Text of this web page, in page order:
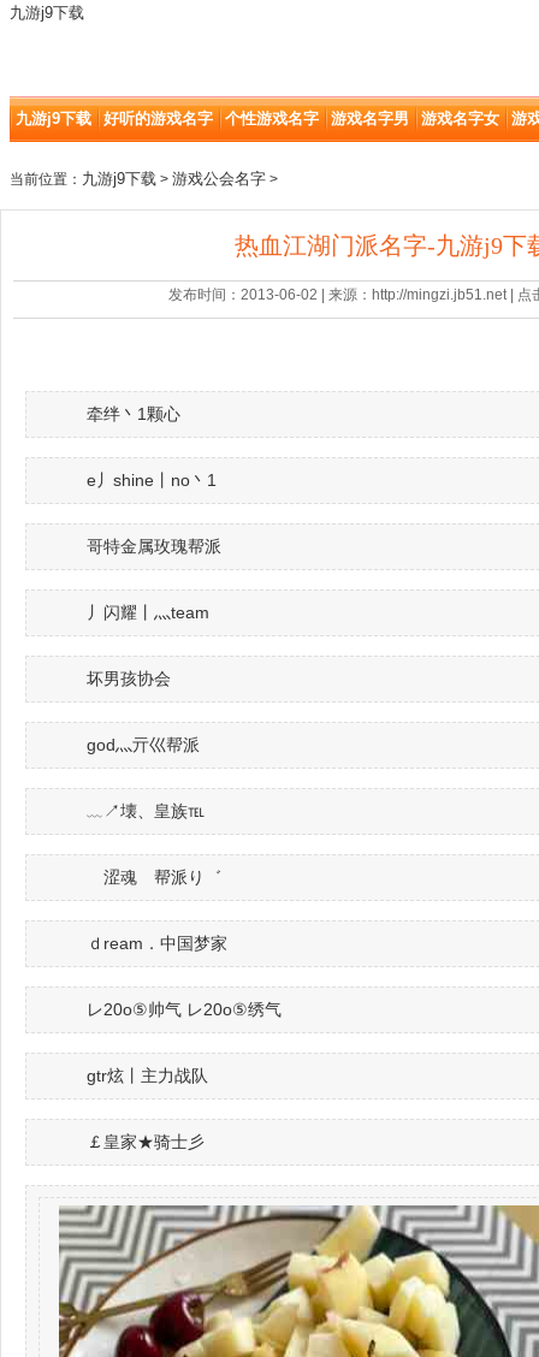
九游j9下载
九游j9下载 好听的游戏名字 个性游戏名字 游戏名字男 游戏名字女 游
当前位置： 九游j9下载 > 游戏公会名字 >
热血江湖门派名字-九游j9下
发布时间：2013-06-02 | 来源：http://mingzi.jb51.net | 点
牵绊丶1颗心
e丿shine丨no丶1
哥特金属玫瑰帮派
丿闪耀丨灬team
坏男孩协会
god灬亓巛帮派
﹏↗壊、皇族℡
ゞ涩魂ゝ帮派り゛
ｄream．中国梦家
レ20o⑤帅气 レ20o⑤绣气
gtr炫丨主力战队
￡皇家★骑士彡